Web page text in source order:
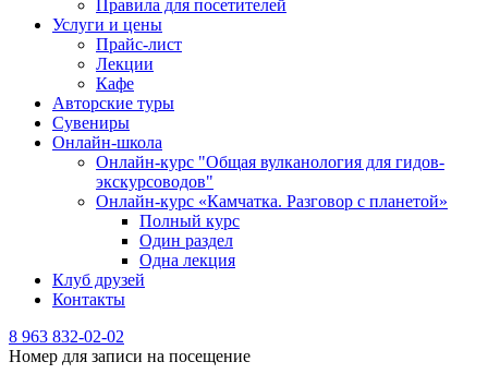
Правила для посетителей
Услуги и цены
Прайс-лист
Лекции
Кафе
Авторские туры
Сувениры
Онлайн-школа
Онлайн-курс "Общая вулканология для гидов-
экскурсоводов"
Онлайн-курс «Камчатка. Разговор с планетой»
Полный курс
Один раздел
Одна лекция
Клуб друзей
Контакты
8 963 832-02-02
Номер для записи на посещение